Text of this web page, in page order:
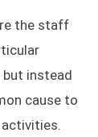
the staff
but instead
cause to